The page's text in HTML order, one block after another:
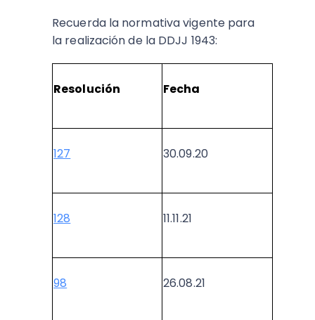
Recuerda la normativa vigente para
la realización de la DDJJ 1943:
Resolución Fecha
127 30.09.20
128 11.11.21
98 26.08.21